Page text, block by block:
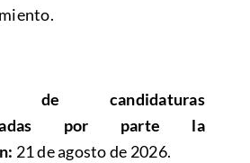
de candidaturas
por parte la
21 de agosto de 2026.